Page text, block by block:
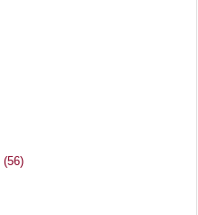
(56)